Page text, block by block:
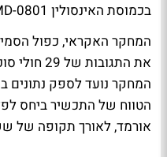
בכמוסת האינסולין ORMD-0801, מוצר הדגל של החברה.
המחקר האקראי, כפול
המחקר נועד לספק נתונים
הטווח של התכשיר ביחס
אורמד, לאורך תקופה של